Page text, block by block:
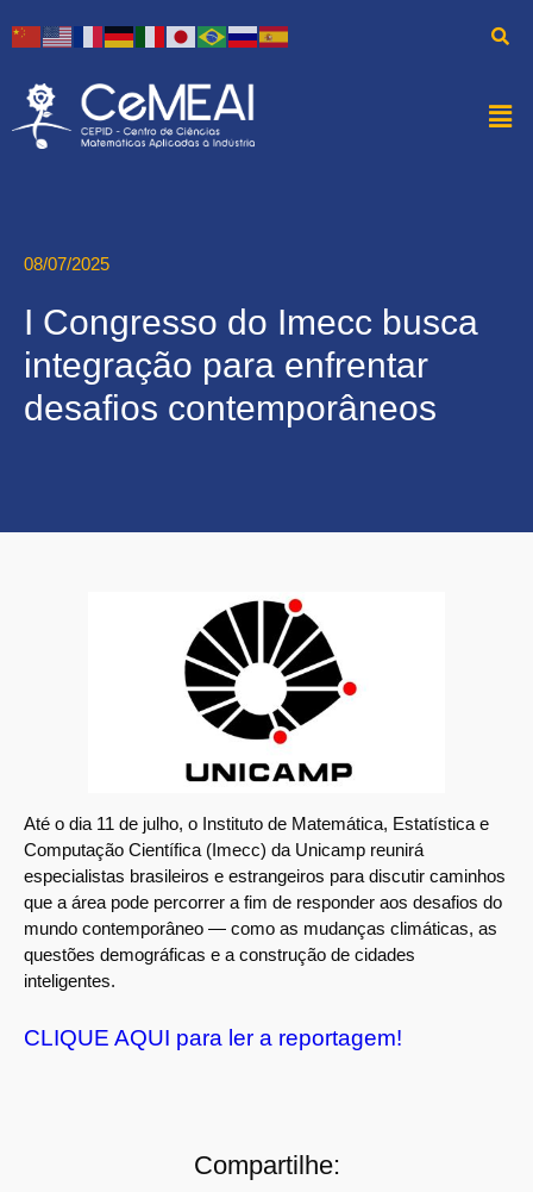
08/07/2025
I Congresso do Imecc busca
integração para enfrentar
desafios contemporâneos
Até o dia 11 de julho, o Instituto de Matemática, Estatística e
Computação Científica (Imecc) da Unicamp reunirá
especialistas brasileiros e estrangeiros para discutir caminhos
que a área pode percorrer a fim de responder aos desafios do
mundo contemporâneo — como as mudanças climáticas, as
questões demográficas e a construção de cidades
inteligentes.
CLIQUE AQUI para ler a reportagem!
Compartilhe: